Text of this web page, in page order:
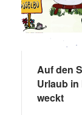
Auf den
Urlaub
weckt